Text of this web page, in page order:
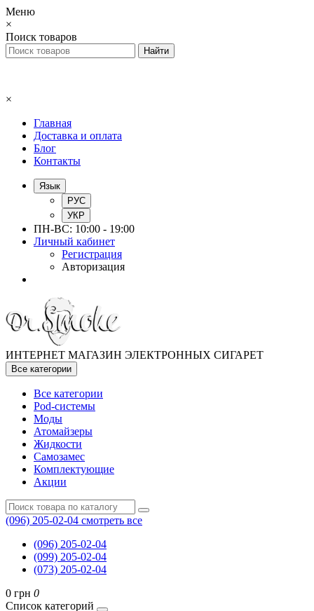
Меню
×
Поиск товаров
×
Главная
Доставка и оплата
Блог
Контакты
Язык
РУС
УКР
ПН-ВС: 10:00 - 19:00
Личный кабинет
Регистрация
Авторизация
ИНТЕРНЕТ МАГАЗИН ЭЛЕКТРОННЫХ СИГАРЕТ
Все категории
Все категории
Pod-системы
Моды
Атомайзеры
Жидкости
Самозамес
Комплектующие
Акции
(096) 205-02-04 смотреть все
(096) 205-02-04
(099) 205-02-04
(073) 205-02-04
0 грн 0
Список категорий